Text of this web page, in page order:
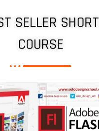
SELLER SHORT
COURSE